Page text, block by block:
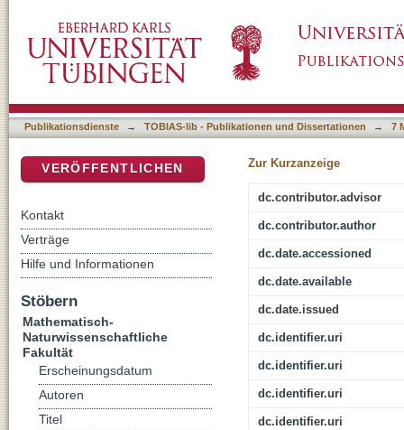
Publikationsdienste → TOBIAS-lib - Publikationen und Dissertationen → 7
Zur Kurzanzeige
dc.contributor.advisor
dc.contributor.author
dc.date.accessioned
dc.date.available
dc.date.issued
dc.identifier.uri
dc.identifier.uri
dc.identifier.uri
dc.identifier.uri
VERÖFFENTLICHEN
Kontakt
Verträge
Hilfe und Informationen
Stöbern
Mathematisch-
Naturwissenschaftliche
Fakultät
Erscheinungsdatum
Autoren
Titel